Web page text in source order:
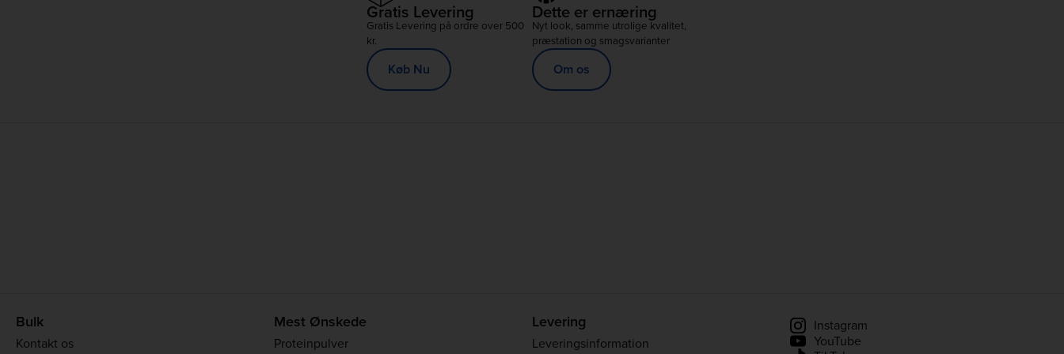
Gratis Levering
Gratis Levering på ordre over 500
kr.
Køb Nu
Dette er ernæring
Nyt look, samme utrolige kvalitet,
præstation og smagsvarianter
Om os
Bulk
Kontakt os
Mest Ønskede
Proteinpulver
Levering
Leveringsinformation
Instagram
YouTube